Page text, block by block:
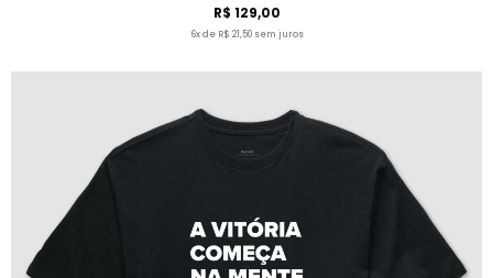
R$ 129,00
6x de R$ 21,50 sem juros